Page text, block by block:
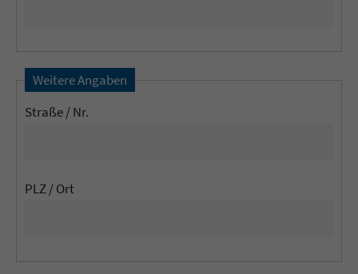
Weitere Angaben
Straße / Nr.
PLZ / Ort